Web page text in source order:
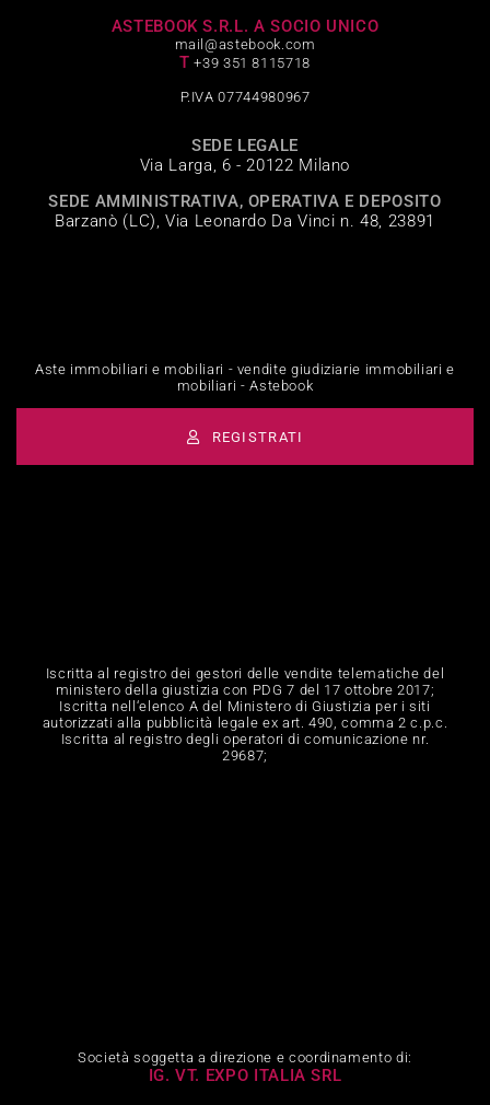
ASTEBOOK S.R.L. A SOCIO UNICO
mail@astebook.com
T +39 351 8115718
P.IVA 07744980967
SEDE LEGALE
Via Larga, 6 - 20122 Milano
SEDE AMMINISTRATIVA, OPERATIVA E DEPOSITO
Barzanò (LC), Via Leonardo Da Vinci n. 48, 23891
Aste immobiliari e mobiliari - vendite giudiziarie immobiliari e
mobiliari - Astebook
REGISTRATI
Iscritta al registro dei gestori delle vendite telematiche del
ministero della giustizia con PDG 7 del 17 ottobre 2017;
Iscritta nell‘elenco A del Ministero di Giustizia per i siti
autorizzati alla pubblicità legale ex art. 490, comma 2 c.p.c.
Iscritta al registro degli operatori di comunicazione nr.
29687;
Società soggetta a direzione e coordinamento di:
IG. VT. EXPO ITALIA SRL